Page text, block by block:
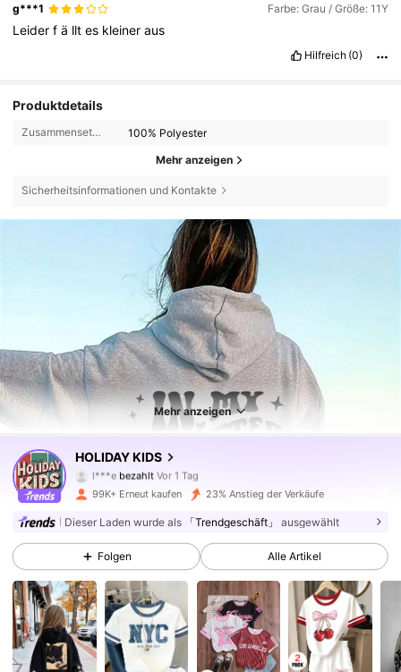
g***1 Farbe: Grau / Größe: 11Y
Leiderfä lltes kleineraus
Hilfreich (0)
Produktdetails
Zusammensetzung: 100% Polyester
Mehr anzeigen
Sicherheitsinformationen und Kontakte
Mehr anzeigen
HOLIDAY KIDS
l***ebezahltVor 1 Tag
A***iistVor 5 Stundengefolgt
141K Follower
4,88 141K Follower
99K+ Erneut kaufen 23% Anstieg der Verkäufe
Dieser Laden wurde als 「Trendgeschäft」 ausgewählt
Folgen Alle Artikel